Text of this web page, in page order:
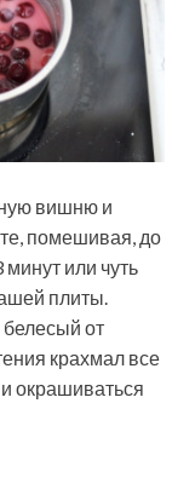
вишню и
помешивая, до
или чуть
плиты.
от
крахмал все
окрашиваться